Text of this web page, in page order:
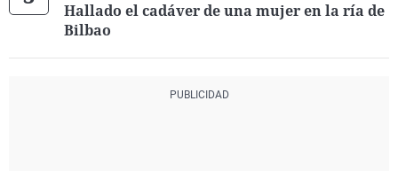
Hallado el cadáver de una mujer en la ría de
Bilbao